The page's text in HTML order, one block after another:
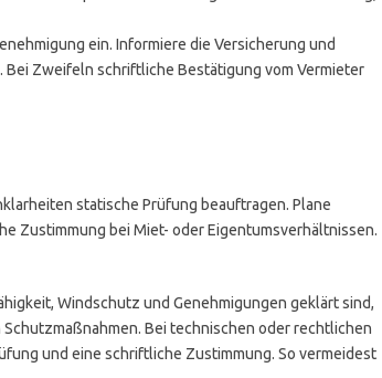
ein. Informiere die Versicherung und
Zweifeln schriftliche Bestätigung vom Vermieter
statische Prüfung beauftragen. Plane
Zustimmung bei Miet- oder Eigentumsverhältnissen.
Windschutz und Genehmigungen geklärt sind,
Bei technischen oder rechtlichen
und eine schriftliche Zustimmung. So vermeidest